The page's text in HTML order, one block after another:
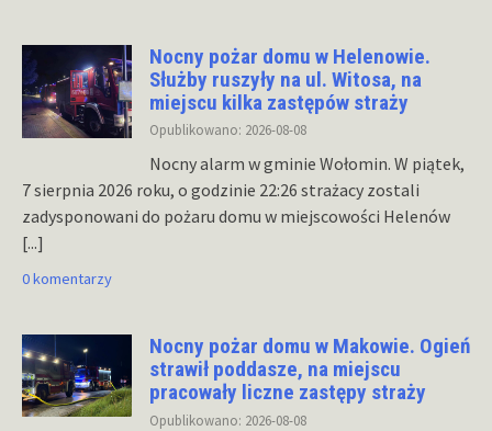
Nocny pożar domu w Helenowie.
Służby ruszyły na ul. Witosa, na
miejscu kilka zastępów straży
Opublikowano: 2026-08-08
Nocny alarm w gminie Wołomin. W piątek,
7 sierpnia 2026 roku, o godzinie 22:26 strażacy zostali
zadysponowani do pożaru domu w miejscowości Helenów
[...]
0 komentarzy
Nocny pożar domu w Makowie. Ogień
strawił poddasze, na miejscu
pracowały liczne zastępy straży
Opublikowano: 2026-08-08